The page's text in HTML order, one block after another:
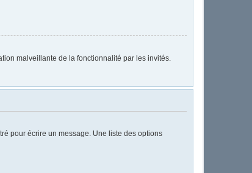
malveillante de la fonctionnalité par les invités.
pour écrire un message. Une liste des options